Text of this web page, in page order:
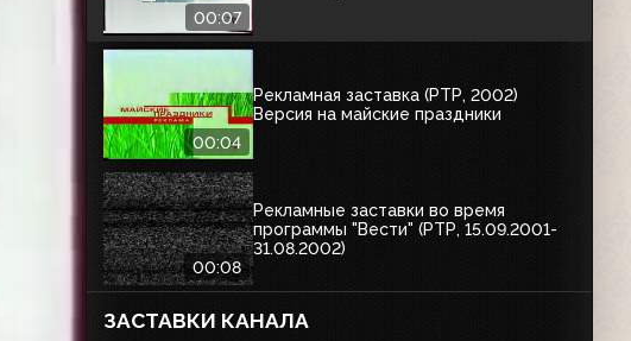
00:07
00:04
Рекламная заставка (РТР, 2002)
Версия на майские праздники
00:08
Рекламные заставки во время
программы "Вести" (РТР, 15.09.2001-
31.08.2002)
ЗАСТАВКИ КАНАЛА